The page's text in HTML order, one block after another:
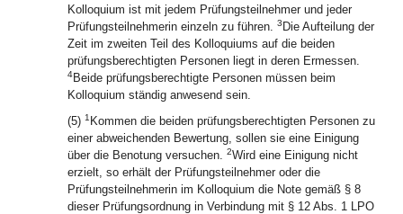
Kolloquium ist mit jedem Prüfungsteilnehmer und jeder
Prüfungsteilnehmerin einzeln zu führen. 3 Die Aufteilung der
Zeit im zweiten Teil des Kolloquiums auf die beiden
prüfungsberechtigten Personen liegt in deren Ermessen.
4Beide prüfungsberechtigte Personen müssen beim
Kolloquium ständig anwesend sein.
(5) 1 Kommen die beiden prüfungsberechtigten Personen zu
einer abweichenden Bewertung, sollen sie eine Einigung
über die Benotung versuchen. 2Wird eine Einigung nicht
erzielt, so erhält der Prüfungsteilnehmer oder die
Prüfungsteilnehmerin im Kolloquium die Note gemäß § 8
dieser Prüfungsordnung in Verbindung mit § 12 Abs. 1 LPO